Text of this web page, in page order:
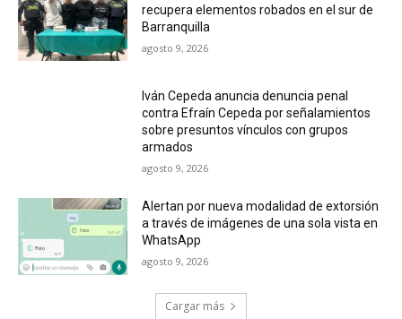
recupera elementos robados en el sur de
Barranquilla
agosto 9, 2026
Iván Cepeda anuncia denuncia penal
contra Efraín Cepeda por señalamientos
sobre presuntos vínculos con grupos
armados
agosto 9, 2026
Alertan por nueva modalidad de extorsión
a través de imágenes de una sola vista en
WhatsApp
agosto 9, 2026
Cargar más